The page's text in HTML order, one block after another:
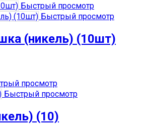
Быстрый просмотр
Быстрый просмотр
(никель) (10шт)
просмотр
Быстрый просмотр
(10)